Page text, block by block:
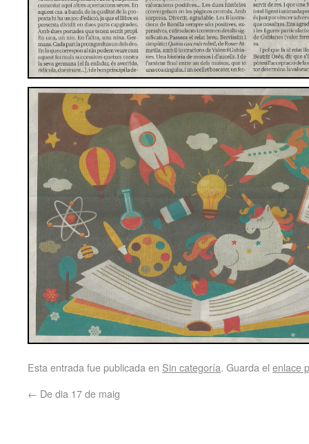
Esta entrada fue publicada en Sin categoría. Guarda el enlace
← De dia 17 de maig